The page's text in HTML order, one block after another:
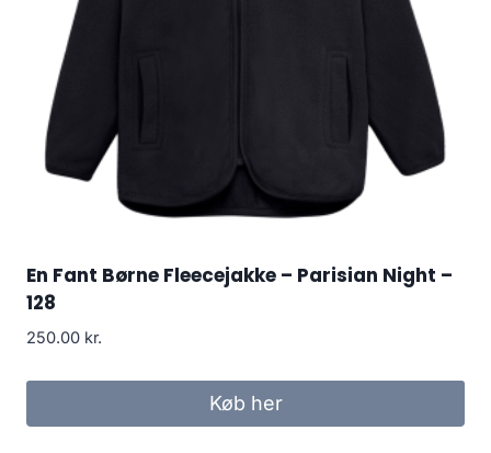
En Fant Børne Fleecejakke – Parisian Night –
128
250.00 kr.
Køb her